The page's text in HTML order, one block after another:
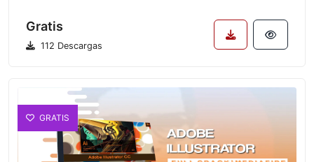
Gratis
112 Descargas
GRATIS